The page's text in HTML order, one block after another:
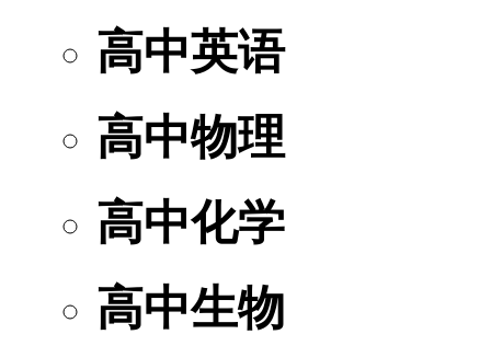
高中英语
高中物理
高中化学
高中生物